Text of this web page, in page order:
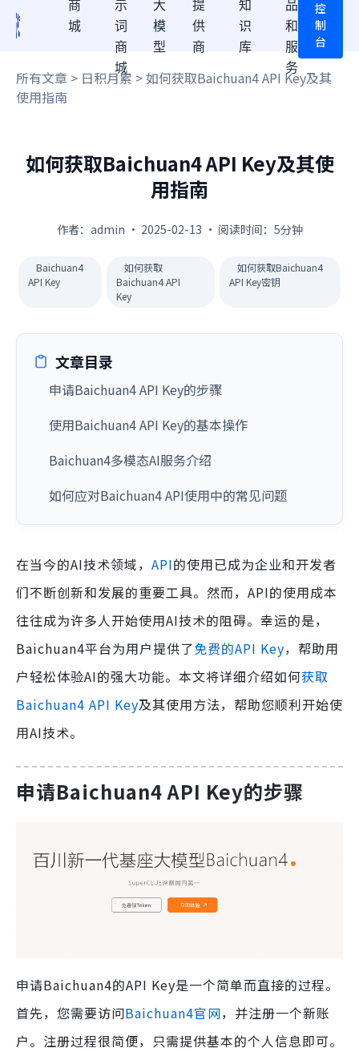
商
城
示
词
商
城
大
模
型
提
供
商
知
识
库
品
和
服
务
控
制
台
所有文章 > 日积月累 > 如何获取Baichuan4 API Key及其
使用指南
如何获取Baichuan4 API Key及其使
用指南
作者：admin · 2025-02-13 · 阅读时间：5分钟
Baichuan4
API Key
如何获取
Baichuan4 API
Key
如何获取Baichuan4
API Key密钥
文章目录
申请Baichuan4 API Key的步骤
使用Baichuan4 API Key的基本操作
Baichuan4多模态AI服务介绍
如何应对Baichuan4 API使用中的常见问题
在当今的AI技术领域， API的使用已成为企业和开发者
们不断创新和发展的重要工具。然而，API的使用成本
往往成为许多人开始使用AI技术的阻碍。幸运的是，
Baichuan4平台为用户提供了免费的API Key，帮助用
户轻松体验AI的强大功能。本文将详细介绍如何获取
Baichuan4 API Key及其使用方法，帮助您顺利开始使
用AI技术。
申请Baichuan4 API Key的步骤
申请Baichuan4的API Key是一个简单而直接的过程。
首先，您需要访问Baichuan4官网，并注册一个新账
户。注册过程很简便，只需提供基本的个人信息即可。